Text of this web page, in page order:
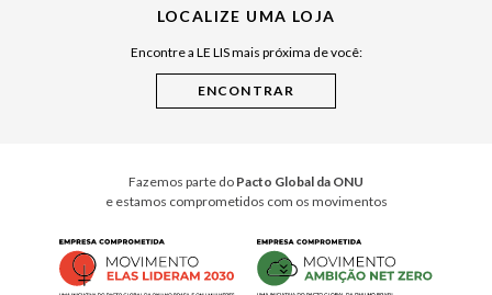
Cuidados Casa
LOCALIZE UMA LOJA
Encontre a LE LIS mais próxima de você:
Fazemos parte do Pacto Global da ONU
e estamos comprometidos com os movimentos